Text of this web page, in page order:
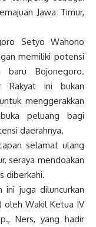
Jawa Timur,
Setyo Wahono
memiliki potensi
Bojonegoro.
Rakyat ini bukan
menggerakkan
peluang bagi
daerahnya.
selamat ulang
seraya mendoakan
diberkahi.
ini juga diluncurkan
oleh Wakil Ketua IV
Ners, yang hadir